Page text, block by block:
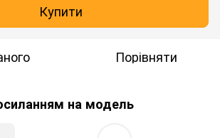
Купити
Порівняти
на модель